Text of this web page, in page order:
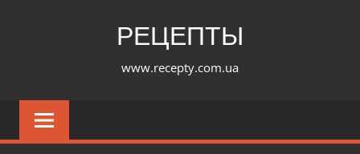
РЕЦЕПТЫ
www.recepty.com.ua